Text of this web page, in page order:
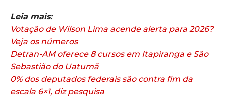
Leia mais:
Votação de Wilson Lima acende alerta para 2026?
Veja os números
Detran-AM oferece 8 cursos em Itapiranga e São
Sebastião do Uatumã
0% dos deputados federais são contra fim da
escala 6×1, diz pesquisa